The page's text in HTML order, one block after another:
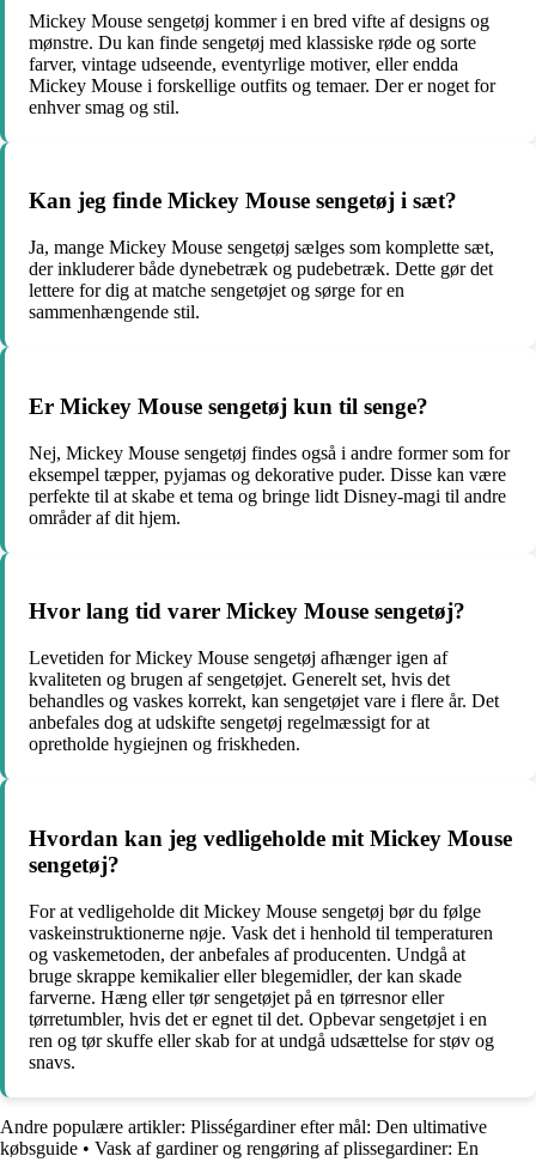
Mickey Mouse sengetøj kommer i en bred vifte af designs og
mønstre. Du kan finde sengetøj med klassiske røde og sorte
farver, vintage udseende, eventyrlige motiver, eller endda
Mickey Mouse i forskellige outfits og temaer. Der er noget for
enhver smag og stil.
Kan jeg finde Mickey Mouse sengetøj i sæt?
Ja, mange Mickey Mouse sengetøj sælges som komplette sæt,
der inkluderer både dynebetræk og pudebetræk. Dette gør det
lettere for dig at matche sengetøjet og sørge for en
sammenhængende stil.
Er Mickey Mouse sengetøj kun til senge?
Nej, Mickey Mouse sengetøj findes også i andre former som for
eksempel tæpper, pyjamas og dekorative puder. Disse kan være
perfekte til at skabe et tema og bringe lidt Disney-magi til andre
områder af dit hjem.
Hvor lang tid varer Mickey Mouse sengetøj?
Levetiden for Mickey Mouse sengetøj afhænger igen af
kvaliteten og brugen af sengetøjet. Generelt set, hvis det
behandles og vaskes korrekt, kan sengetøjet vare i flere år. Det
anbefales dog at udskifte sengetøj regelmæssigt for at
opretholde hygiejnen og friskheden.
Hvordan kan jeg vedligeholde mit Mickey Mouse
sengetøj?
For at vedligeholde dit Mickey Mouse sengetøj bør du følge
vaskeinstruktionerne nøje. Vask det i henhold til temperaturen
og vaskemetoden, der anbefales af producenten. Undgå at
bruge skrappe kemikalier eller blegemidler, der kan skade
farverne. Hæng eller tør sengetøjet på en tørresnor eller
tørretumbler, hvis det er egnet til det. Opbevar sengetøjet i en
ren og tør skuffe eller skab for at undgå udsættelse for støv og
snavs.
Andre populære artikler: Plisségardiner efter mål: Den ultimative
købsguide • Vask af gardiner og rengøring af plissegardiner: En